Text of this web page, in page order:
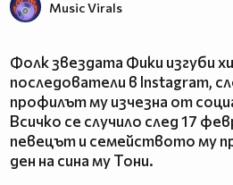
Music Virals
Фолк звездата Фики изгуби
последователи в Instagram,
профилът му изчезна от
Всичко се случило след 17
певецът и семейството му
ден на сина му Тони.